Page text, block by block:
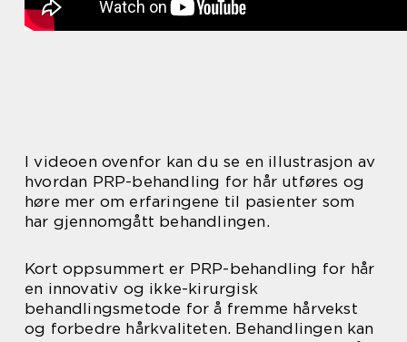
I videoen ovenfor kan du se en illustrasjon av
hvordan PRP-behandling for hår utføres og
høre mer om erfaringene til pasienter som
har gjennomgått behandlingen.
Kort oppsummert er PRP-behandling for hår
en innovativ og ikke-kirurgisk
behandlingsmetode for å fremme hårvekst
og forbedre hårkvaliteten. Behandlingen kan